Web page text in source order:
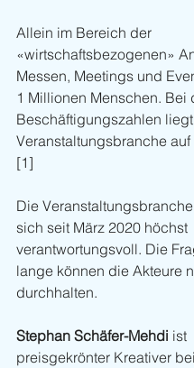
Allein im Bereich der
«wirtschaftsbezogenen»
Messen, Meetings und
1 Millionen Menschen. Bei
Beschäftigungszahlen
Veranstaltungsbranche auf
[1]
Die
sich seit März 2020 höchst
verantwortungsvoll. Die
lange können die Akteure
durchhalten.
Stephan Schäfer-Mehdi ist
preisgekrönter Kreativer bei